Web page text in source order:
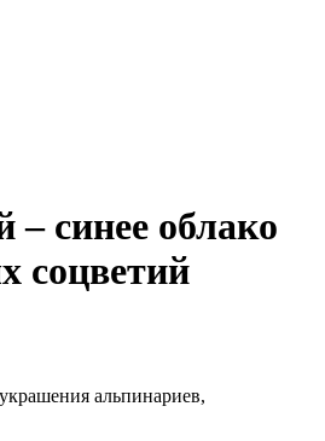
– синее облако
соцветий
альпинариев,